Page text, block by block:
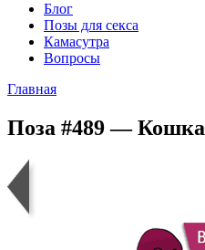
Блог
Позы для секса
Камасутра
Вопросы
Главная
Поза #489 — Кошка